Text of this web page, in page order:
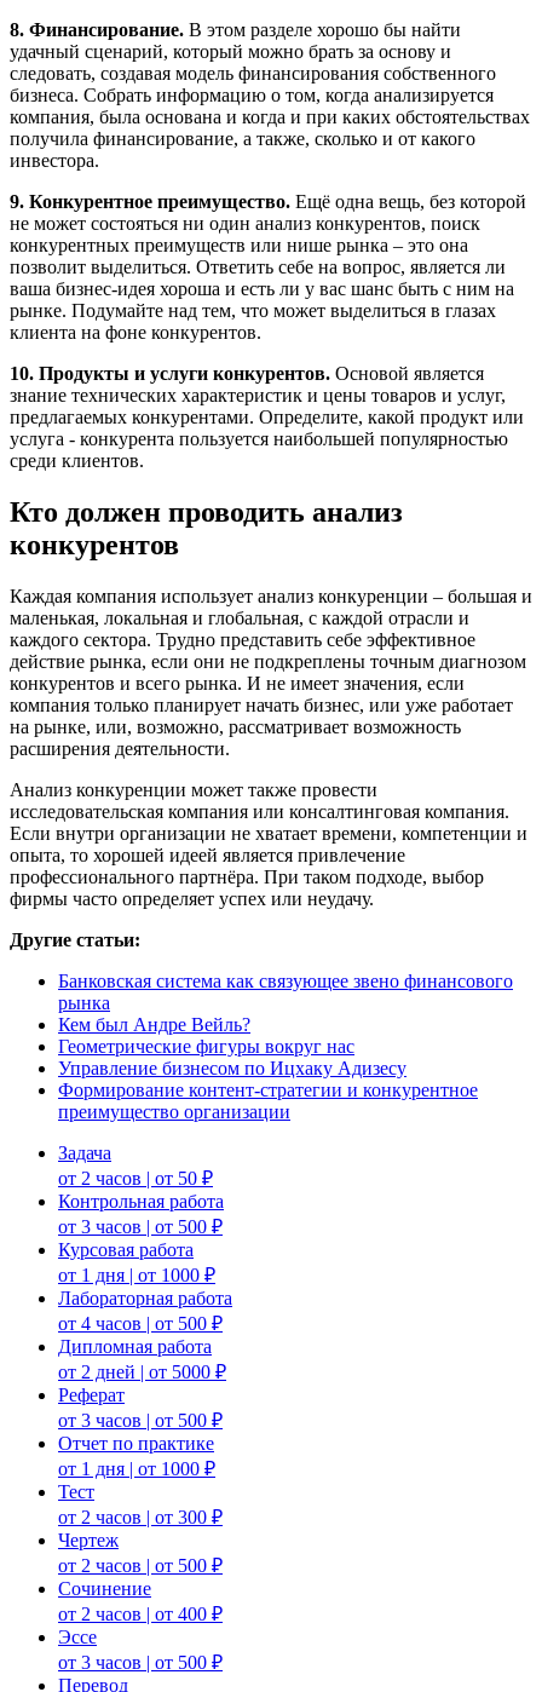
8. Финансирование. В этом разделе хорошо бы найти
удачный сценарий, который можно брать за основу и
следовать, создавая модель финансирования собственного
бизнеса. Собрать информацию о том, когда анализируется
компания, была основана и когда и при каких обстоятельствах
получила финансирование, а также, сколько и от какого
инвестора.
9. Конкурентное преимущество. Ещё одна вещь, без которой
не может состояться ни один анализ конкурентов, поиск
конкурентных преимуществ или нише рынка – это она
позволит выделиться. Ответить себе на вопрос, является ли
ваша бизнес-идея хороша и есть ли у вас шанс быть с ним на
рынке. Подумайте над тем, что может выделиться в глазах
клиента на фоне конкурентов.
10. Продукты и услуги конкурентов. Основой является
знание технических характеристик и цены товаров и услуг,
предлагаемых конкурентами. Определите, какой продукт или
услуга - конкурента пользуется наибольшей популярностью
среди клиентов.
Кто должен проводить анализ
конкурентов
Каждая компания использует анализ конкуренции – большая и
маленькая, локальная и глобальная, с каждой отрасли и
каждого сектора. Трудно представить себе эффективное
действие рынка, если они не подкреплены точным диагнозом
конкурентов и всего рынка. И не имеет значения, если
компания только планирует начать бизнес, или уже работает
на рынке, или, возможно, рассматривает возможность
расширения деятельности.
Анализ конкуренции может также провести
исследовательская компания или консалтинговая компания.
Если внутри организации не хватает времени, компетенции и
опыта, то хорошей идеей является привлечение
профессионального партнёра. При таком подходе, выбор
фирмы часто определяет успех или неудачу.
Другие статьи:
Банковская система как связующее звено финансового
рынка
Кем был Андре Вейль?
Геометрические фигуры вокруг нас
Управление бизнесом по Ицхаку Адизесу
Формирование контент-стратегии и конкурентное
преимущество организации
Задача
от 2 часов | от 50 ₽
Контрольная работа
от 3 часов | от 500 ₽
Курсовая работа
от 1 дня | от 1000 ₽
Лабораторная работа
от 4 часов | от 500 ₽
Дипломная работа
от 2 дней | от 5000 ₽
Реферат
от 3 часов | от 500 ₽
Отчет по практике
от 1 дня | от 1000 ₽
Тест
от 2 часов | от 300 ₽
Чертеж
от 2 часов | от 500 ₽
Сочинение
от 2 часов | от 400 ₽
Эссе
от 3 часов | от 500 ₽
Перевод